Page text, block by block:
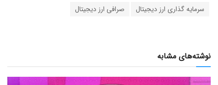
سرمایه گذاری ارز دیجیتال
صرافی ارز دیجیتال
نوشته‌های مشابه